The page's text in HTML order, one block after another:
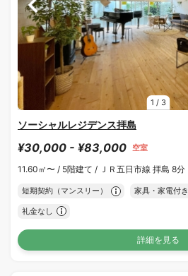
1 / 3
ソーシャルレジデンス拝島
¥30,000 - ¥83,000 空室
11.60㎡〜 / 5階建て / ＪＲ五日市線 拝島 8分
短期契約（マンスリー） 家具・家電付き
礼金なし
詳細を見る